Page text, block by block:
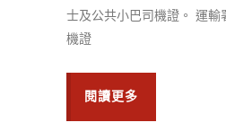
士及公共小巴司機證。 運輸
機證
閱讀更多